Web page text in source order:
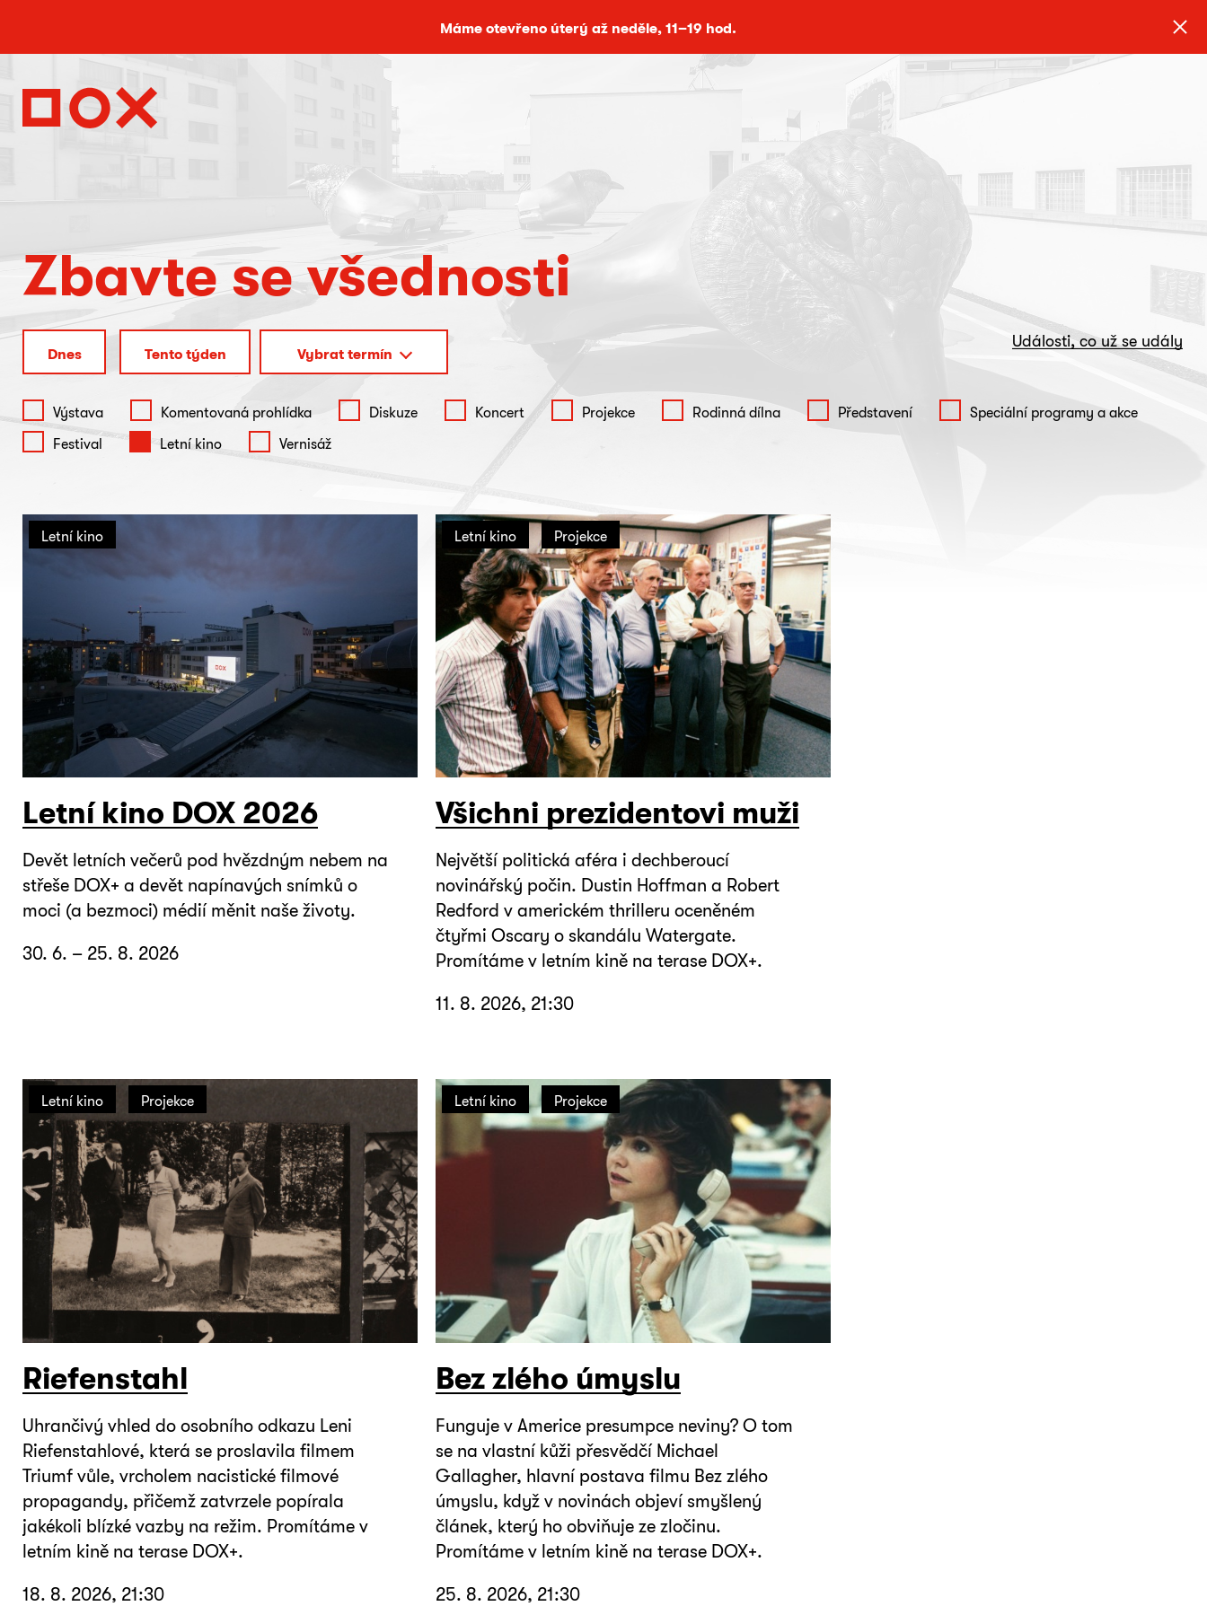
Máme otevřeno úterý až neděle, 11–19 hod.
Zbavte se všednosti
Dnes Tento týden Vybrat termín
Výstava Komentovaná prohlídka Diskuze Koncert Projekce Rodinná dílna Představení
Speciální programy a akce
Festival
Letní kino Vernisáž
Události, co už se udály
Letní kino
Letní kino DOX 2026
Devět letních večerů pod hvězdným nebem na
střeše DOX+ a devět napínavých snímků o
moci (a bezmoci) médií měnit naše životy.
30. 6. – 25. 8. 2026
Letní kino Projekce
Všichni prezidentovi muži
Největší politická aféra i dechberoucí
novinářský počin. Dustin Hoffman a Robert
Redford v americkém thrilleru oceněném
čtyřmi Oscary o skandálu Watergate.
Promítáme v letním kině na terase DOX+.
11. 8. 2026, 21:30
Letní kino Projekce
Riefenstahl
Uhrančivý vhled do osobního odkazu Leni
Riefenstahlové, která se proslavila filmem
Triumf vůle, vrcholem nacistické filmové
propagandy, přičemž zatvrzele popírala
jakékoli blízké vazby na režim. Promítáme v
letním kině na terase DOX+.
18. 8. 2026, 21:30
Letní kino Projekce
Bez zlého úmyslu
Funguje v Americe presumpce neviny? O tom
se na vlastní kůži přesvědčí Michael
Gallagher, hlavní postava filmu Bez zlého
úmyslu, když v novinách objeví smyšlený
článek, který ho obviňuje ze zločinu.
Promítáme v letním kině na terase DOX+.
25. 8. 2026, 21:30